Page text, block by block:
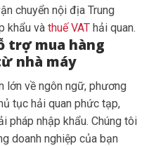
chuyển nội địa Trung
khẩu và thuế VAT hải quan.
trợ mua hàng
nhà máy
lớn về ngôn ngữ, phương
tục hải quan phức tạp,
pháp nhập khẩu. Chúng tôi
doanh nghiệp của bạn